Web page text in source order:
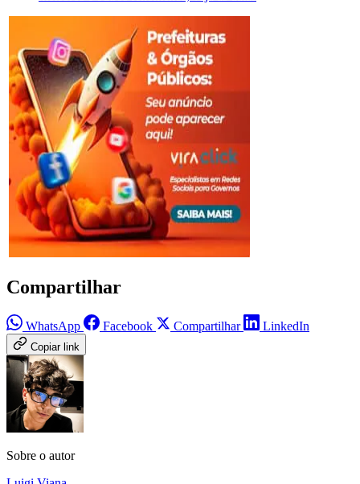
Compartilhar
WhatsApp Facebook Compartilhar LinkedIn
Copiar link
Sobre o autor